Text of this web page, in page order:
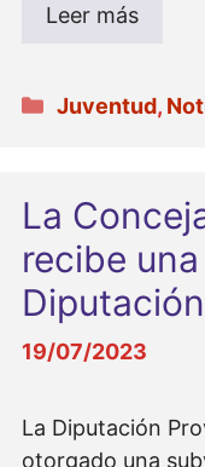
Leer más
Categorías
Juventud,
La
recibe
Diputación
19/07/2023
La Diputación
otorgado una